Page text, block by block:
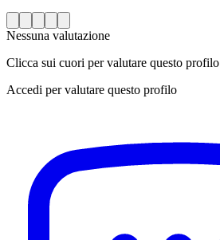
Nessuna valutazione
Clicca sui cuori per valutare questo profilo
Accedi per valutare questo profilo